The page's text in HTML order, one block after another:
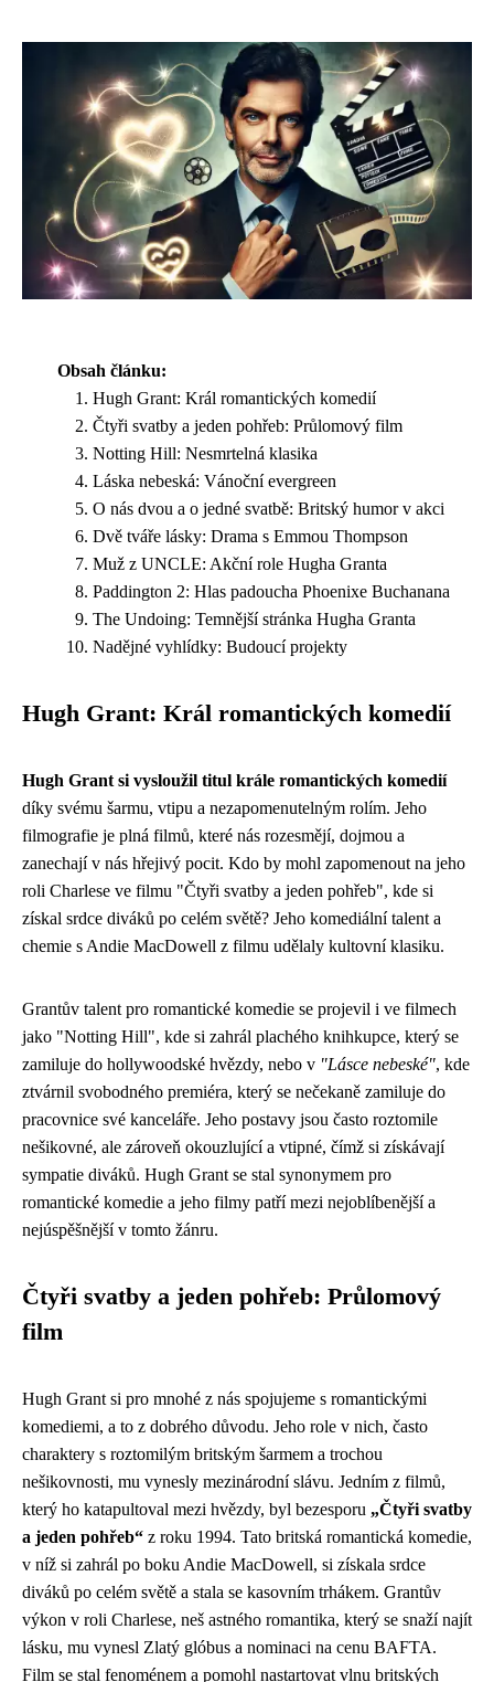
Obsah článku:
Hugh Grant: Král romantických komedií
Čtyři svatby a jeden pohřeb: Průlomový film
Notting Hill: Nesmrtelná klasika
Láska nebeská: Vánoční evergreen
O nás dvou a o jedné svatbě: Britský humor v akci
Dvě tváře lásky: Drama s Emmou Thompson
Muž z UNCLE: Akční role Hugha Granta
Paddington 2: Hlas padoucha Phoenixe Buchanana
The Undoing: Temnější stránka Hugha Granta
Nadějné vyhlídky: Budoucí projekty
Hugh Grant: Král romantických komedií
Hugh Grant si vysloužil titul krále romantických komedií
díky svému šarmu, vtipu a nezapomenutelným rolím. Jeho
filmografie je plná filmů, které nás rozesmějí, dojmou a
zanechají v nás hřejivý pocit. Kdo by mohl zapomenout na jeho
roli Charlese ve filmu "Čtyři svatby a jeden pohřeb", kde si
získal srdce diváků po celém světě? Jeho komediální talent a
chemie s Andie MacDowell z filmu udělaly kultovní klasiku.
Grantův talent pro romantické komedie se projevil i ve filmech
jako "Notting Hill", kde si zahrál plachého knihkupce, který se
zamiluje do hollywoodské hvězdy, nebo v "Lásce nebeské", kde
ztvárnil svobodného premiéra, který se nečekaně zamiluje do
pracovnice své kanceláře. Jeho postavy jsou často roztomile
nešikovné, ale zároveň okouzlující a vtipné, čímž si získávají
sympatie diváků. Hugh Grant se stal synonymem pro
romantické komedie a jeho filmy patří mezi nejoblíbenější a
nejúspěšnější v tomto žánru.
Čtyři svatby a jeden pohřeb: Průlomový
film
Hugh Grant si pro mnohé z nás spojujeme s romantickými
komediemi, a to z dobrého důvodu. Jeho role v nich, často
charaktery s roztomilým britským šarmem a trochou
nešikovnosti, mu vynesly mezinárodní slávu. Jedním z filmů,
který ho katapultoval mezi hvězdy, byl bezesporu „Čtyři svatby
a jeden pohřeb“ z roku 1994. Tato britská romantická komedie,
v níž si zahrál po boku Andie MacDowell, si získala srdce
diváků po celém světě a stala se kasovním trhákem. Grantův
výkon v roli Charlese, neš astného romantika, který se snaží najít
lásku, mu vynesl Zlatý glóbus a nominaci na cenu BAFTA.
Film se stal fenoménem a pomohl nastartovat vlnu britských